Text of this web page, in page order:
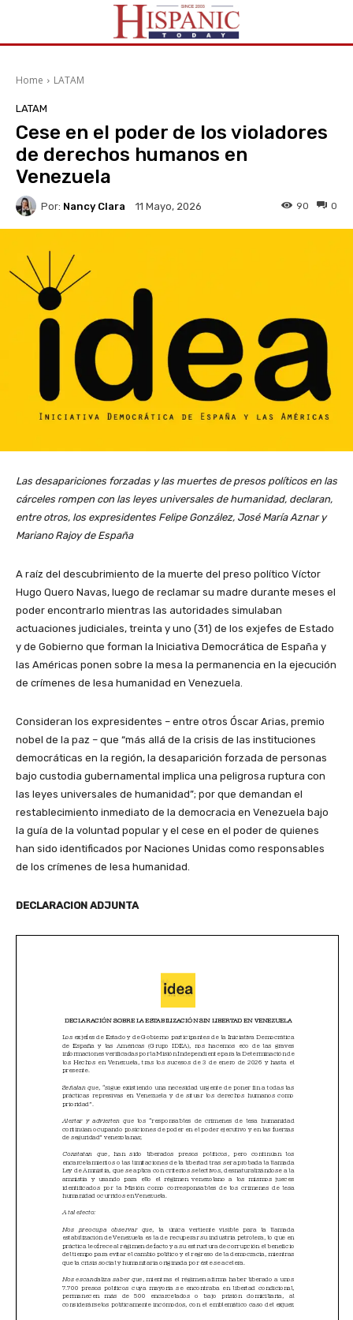
Home LATAM
LATAM
Cese en el poder de los violadores
de derechos humanos en
Venezuela
Por: Nancy Clara 11 Mayo, 2026 0
90
Las desapariciones forzadas y las muertes de presos políticos en las
cárceles rompen con las leyes universales de humanidad, declaran,
entre otros, los expresidentes Felipe González, José María Aznar y
Mariano Rajoy de España
A raíz del descubrimiento de la muerte del preso político Víctor
Hugo Quero Navas, luego de reclamar su madre durante meses el
poder encontrarlo mientras las autoridades simulaban
actuaciones judiciales, treinta y uno (31) de los exjefes de Estado
y de Gobierno que forman la Iniciativa Democrática de España y
las Américas ponen sobre la mesa la permanencia en la ejecución
de crímenes de lesa humanidad en Venezuela.
Consideran los expresidentes – entre otros Óscar Arias, premio
nobel de la paz – que “más allá de la crisis de las instituciones
democráticas en la región, la desaparición forzada de personas
bajo custodia gubernamental implica una peligrosa ruptura con
las leyes universales de humanidad”; por que demandan el
restablecimiento inmediato de la democracia en Venezuela bajo
la guía de la voluntad popular y el cese en el poder de quienes
han sido identificados por Naciones Unidas como responsables
de los crímenes de lesa humanidad.
DECLARACION ADJUNTA